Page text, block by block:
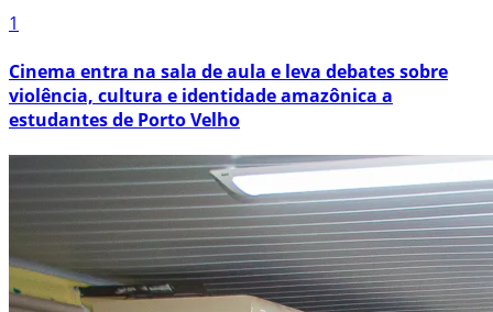
1
Cinema entra na sala de aula e leva debates sobre
violência, cultura e identidade amazônica a
estudantes de Porto Velho